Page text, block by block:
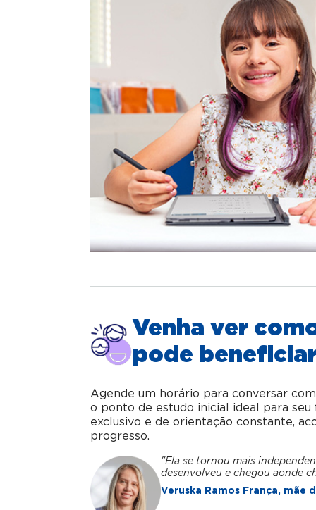
Venha ver
pode
Agende um horário para conversar
o ponto de estudo inicial ideal para
exclusivo e de orientação constante,
progresso.
"Ela se tornou mais
desenvolveu e chegou aonde
Veruska Ramos França, mãe